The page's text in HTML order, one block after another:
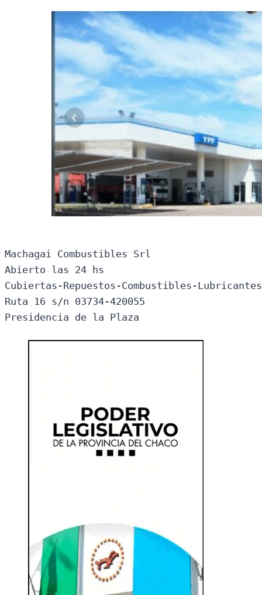
Machagai Combustibles Srl
Abierto las 24 hs
Cubiertas-Repuestos-Combustibles-
Ruta 16 s/n 03734-420055
Presidencia de la Plaza